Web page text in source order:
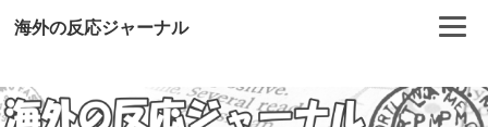
海外の反応ジャーナル